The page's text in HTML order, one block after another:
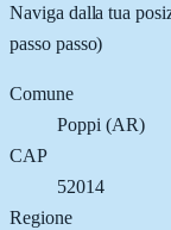
Naviga dalla tua
passo passo)
Comune
Poppi (AR)
CAP
52014
Regione